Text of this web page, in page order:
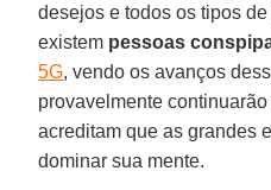
desejos e todos os tipos
existem pessoas
5G, vendo os avanços
provavelmente
acreditam que as grandes
dominar sua mente.